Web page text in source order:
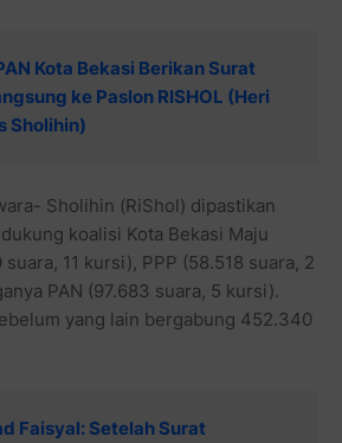
Kota Bekasi Berikan Surat
ke Paslon RISHOL (Heri
Sholihin)
Sholihin (RiShol) dipastikan
koalisi Kota Bekasi Maju
11 kursi), PPP (58.518 suara, 2
PAN (97.683 suara, 5 kursi).
yang lain bergabung 452.340
Faisyal: Setelah Surat